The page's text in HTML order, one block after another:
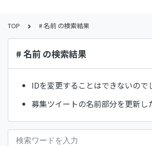
TOP # 名前 の検索結果
# 名前 の検索結果
IDを変更することはできないので
募集ツイートの名前部分を更新し